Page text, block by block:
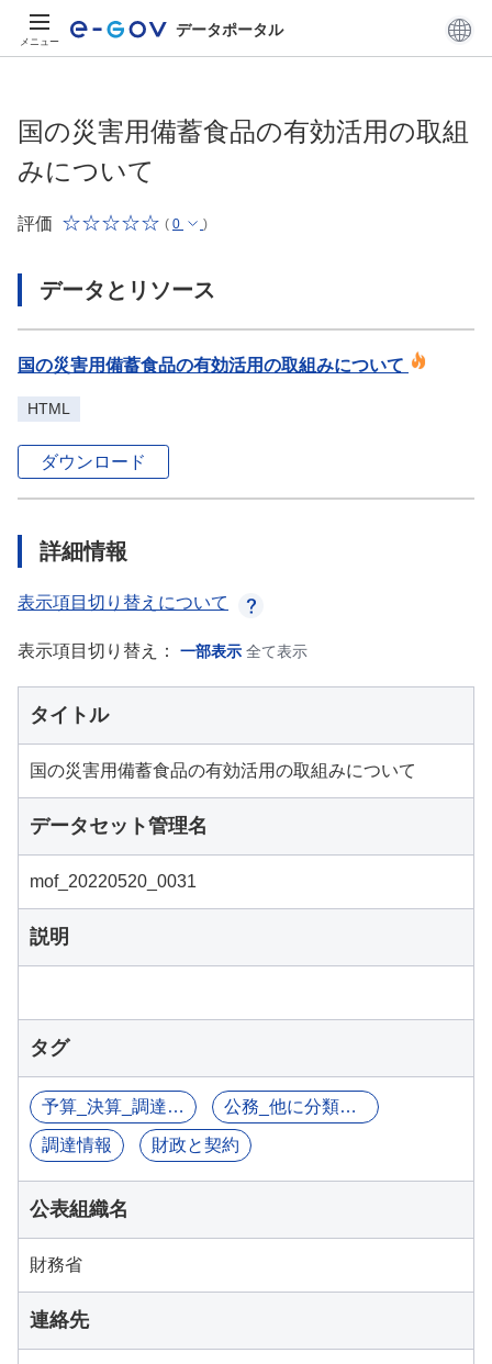
メニュー
データポータル
国の災害用備蓄食品の有効活用の取組
みについて
評価 ( 0 )
データとリソース
国の災害用備蓄食品の有効活用の取組みについて
HTML
ダウンロード
詳細情報
表示項目切り替えについて
表示項目切り替え： 一部表示 全て表示
タイトル
国の災害用備蓄食品の有効活用の取組みについて
データセット管理名
mof_20220520_0031
説明
タグ
予算_決算_調達関連情報 公務_他に分類されるものを除く
調達情報 財政と契約
公表組織名
財務省
連絡先